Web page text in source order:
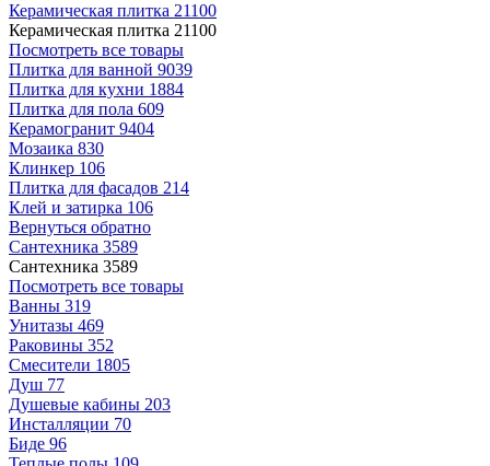
Керамическая плитка 21100
Керамическая плитка 21100
Посмотреть все товары
Плитка для ванной 9039
Плитка для кухни 1884
Плитка для пола 609
Керамогранит 9404
Мозаика 830
Клинкер 106
Плитка для фасадов 214
Клей и затирка 106
Вернуться обратно
Сантехника 3589
Сантехника 3589
Посмотреть все товары
Ванны 319
Унитазы 469
Раковины 352
Смесители 1805
Душ 77
Душевые кабины 203
Инсталляции 70
Биде 96